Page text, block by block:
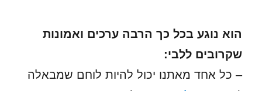
הוא נוגע בכל כך הרבה ערכים ואמונות
שקרובים ללבי:
– כל אחד מאתנו יכול להיות לוחם שמבאלה